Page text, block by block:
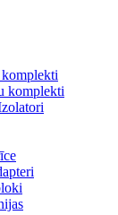
komplekti